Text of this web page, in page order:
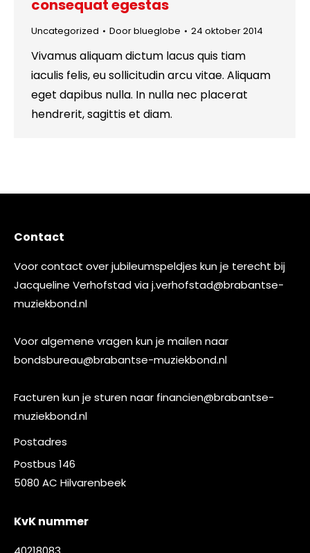
consequat egestas
Uncategorized Doorblueglobe 24 oktober 2014
Vivamus aliquam dictum lacus quis tiam
iaculis felis, eu sollicitudin arcu vitae. Aliquam
eget dapibus nulla. In nulla nec placerat
hendrerit, sagittis et diam.
Contact
Voor contact over jubileumspeldjes kun je terecht bij
Jacqueline Verhofstad viaj.verhofstad@brabantse-
muziekbond.nl
Voor algemene vragen kun je mailen naar
bondsbureau@brabantse-muziekbond.nl
Facturen kun je sturen naar financien@brabantse-
muziekbond.nl
Postadres
Postbus 146
5080 AC Hilvarenbeek
KvK nummer